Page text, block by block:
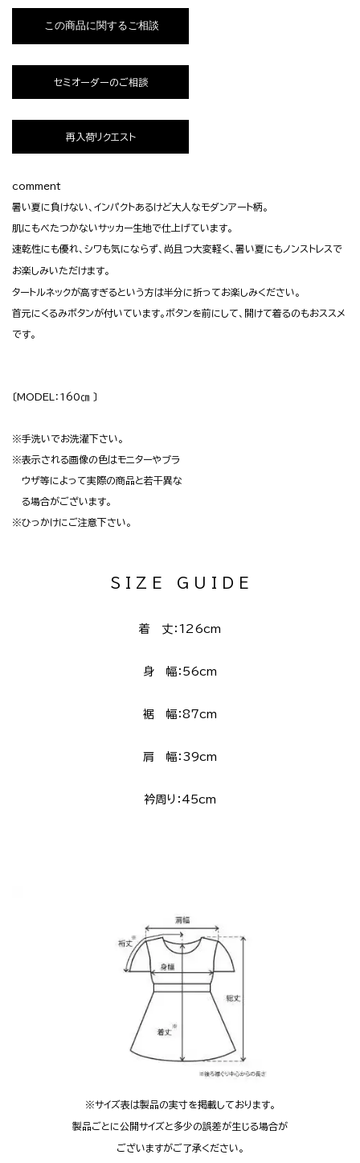
セミオーダーのご相談
再入荷リクエスト
comment
暑い夏に負けない、インパクトあるけど大人なモダンアート柄。
肌にもべたつかないサッカー生地で仕上げています。
速乾性にも優れ、シワも気にならず、尚且つ大変軽く、暑い夏にもノンストレスで
お楽しみいただけます。
タートルネックが高すぎるという方は半分に折ってお楽しみください。
首元にくるみボタンが付いています。ボタンを前にして、開けて着るのもおススメ
です。
〔MODEL：160㎝ 〕
※手洗いでお洗濯下さい。
※表示される画像の色はモニターやブラ
ウザ等によって実際の商品と若干異な
る場合がございます。
※ひっかけにご注意下さい。
S I Z E G U I D E
着 丈：126cm
身 幅：56cm
裾 幅：87cm
肩 幅：39cm
衿周り：45cm
※サイズ表は製品の実寸を掲載しております。
製品ごとに公開サイズと多少の誤差が生じる場合が
ございますがご了承ください。